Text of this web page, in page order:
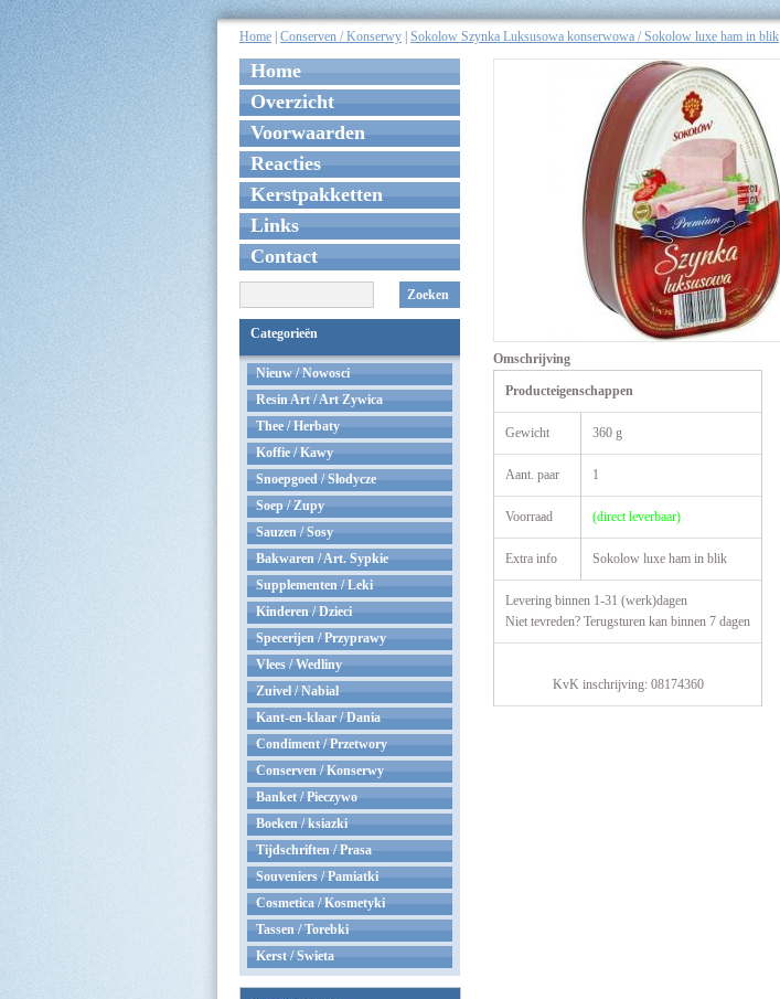
Home Conserven / Konserwy Sokolow Szynka Luksusowa konserwowa / Sokolow luxe ham in blik
Home
Overzicht
Voorwaarden
Reacties
Kerstpakketten
Links
Contact
Zoeken
Categorieën
Nieuw / Nowosci
Resin Art / Art Zywica
Thee / Herbaty
Koffie / Kawy
Snoepgoed / Słodycze
Soep / Zupy
Sauzen / Sosy
Bakwaren / Art. Sypkie
Supplementen / Leki
Kinderen / Dzieci
Specerijen / Przyprawy
Vlees / Wedliny
Zuivel / Nabial
Kant-en-klaar / Dania
Condiment / Przetwory
Conserven / Konserwy
Banket / Pieczywo
Boeken / ksiazki
Tijdschriften / Prasa
Souveniers / Pamiatki
Cosmetica / Kosmetyki
Tassen / Torebki
Kerst / Swieta
Omschrijving
Producteigenschappen
Gewicht 360 g
Aant. paar 1
Voorraad (direct leverbaar)
Extra info Sokolow luxe ham in blik
Levering binnen 1-31 (werk)dagen
Niet tevreden? Terugsturen kan binnen 7 dagen
KvK inschrijving: 08174360